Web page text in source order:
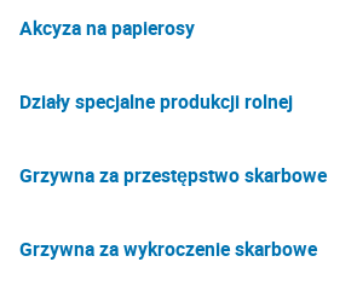
Akcyza na papierosy
Działy specjalne produkcji rolnej
Grzywna za przestępstwo skarbowe
Grzywna za wykroczenie skarbowe